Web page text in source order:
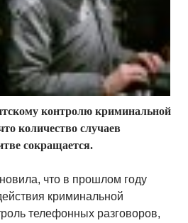
контролю криминальной
количество случаев
сокращается.
что в прошлом году
криминальной
телефонных разговоров,